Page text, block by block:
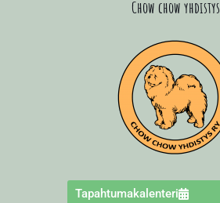
Chow chow yhdistys
Tapahtumakalenteri